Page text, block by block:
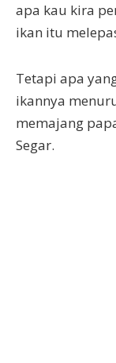
apa kau kira
ikan itu
Tetapi apa
ikannya
memajang
Segar.